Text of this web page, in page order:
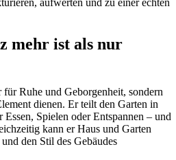
mehr ist als nur
Ruhe und Geborgenheit, sondern
dienen. Er teilt den Garten in
Spielen oder Entspannen – und
kann er Haus und Garten
den Stil des Gebäudes